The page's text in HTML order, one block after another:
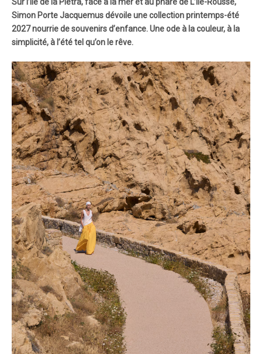
Simon Porte Jacquemus dévoile une collection printemps-été
2027 nourrie de souvenirs d’enfance. Une ode à la couleur, à la
simplicité, à l’été tel qu’on le rêve.